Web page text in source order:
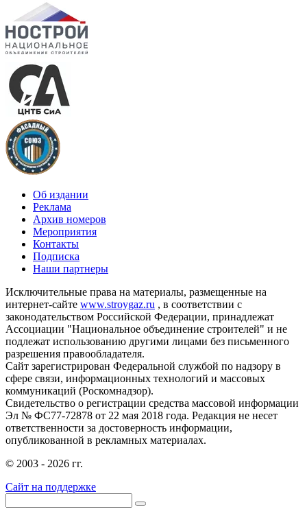
Об издании
Реклама
Архив номеров
Мероприятия
Контакты
Подписка
Наши партнеры
Исключительные права на материалы, размещенные на
интернет-сайте www.stroygaz.ru , в соответствии с
законодательством Российской Федерации, принадлежат
Ассоциации "Национальное объединение строителей" и не
подлежат использованию другими лицами без письменного
разрешения правообладателя.
Сайт зарегистрирован Федеральной службой по надзору в
сфере связи, информационных технологий и массовых
коммуникаций (Роскомнадзор).
Свидетельство о регистрации средства массовой информации
Эл № ФС77-72878 от 22 мая 2018 года. Редакция не несет
ответственности за достоверность информации,
опубликованной в рекламных материалах.
© 2003 - 2026 гг.
Сайт на поддержке